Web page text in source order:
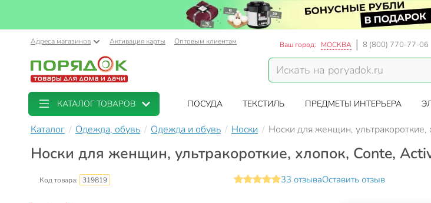
Адреса магазинов Активация карты Оптовым клиентам Ваш город: МОСКВА 8 (800) 770-77-06
КАТАЛОГ ТОВАРОВ ПОСУДА ТЕКСТИЛЬ ПРЕДМЕТЫ ИНТЕРЬЕРА
Каталог Одежда, обувь Одежда и обувь Носки Носки для женщин,
Носки для женщин, ультракороткие, хлопок, Conte,
Код товара: 319819 33 отзываОставить отзыв